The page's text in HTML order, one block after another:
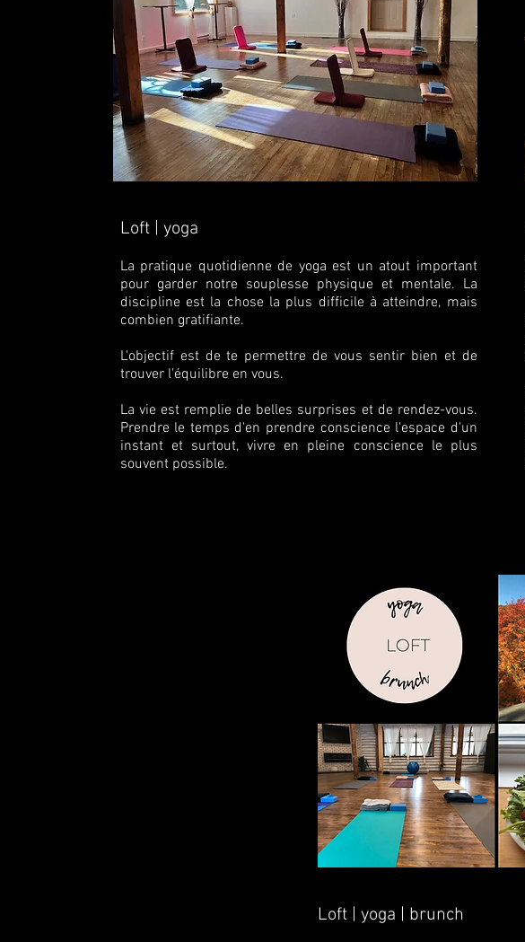
Loft | yoga
La pratique quotidienne de yoga est un atout important
pour garder notre souplesse physique et mentale. La
discipline est la chose la plus difficile à atteindre, mais
combien gratifiante.
L'objectif est de te permettre de vous sentir bien et de
trouver l'équilibre en vous.
La vie est remplie de belles surprises et de rendez-vous.
Prendre le temps d'en prendre conscience l'espace d'un
instant et surtout, vivre en pleine conscience le plus
souvent possible.
Loft | yoga | brunch